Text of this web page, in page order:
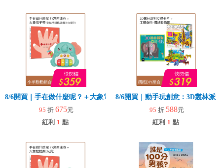
8/6開買｜手在做什麼呢？＋大象電子琴
95 折 675元
紅利 1 點
8/6開買｜動手玩創意：3D叢林派
95 折 588元
紅利 1 點